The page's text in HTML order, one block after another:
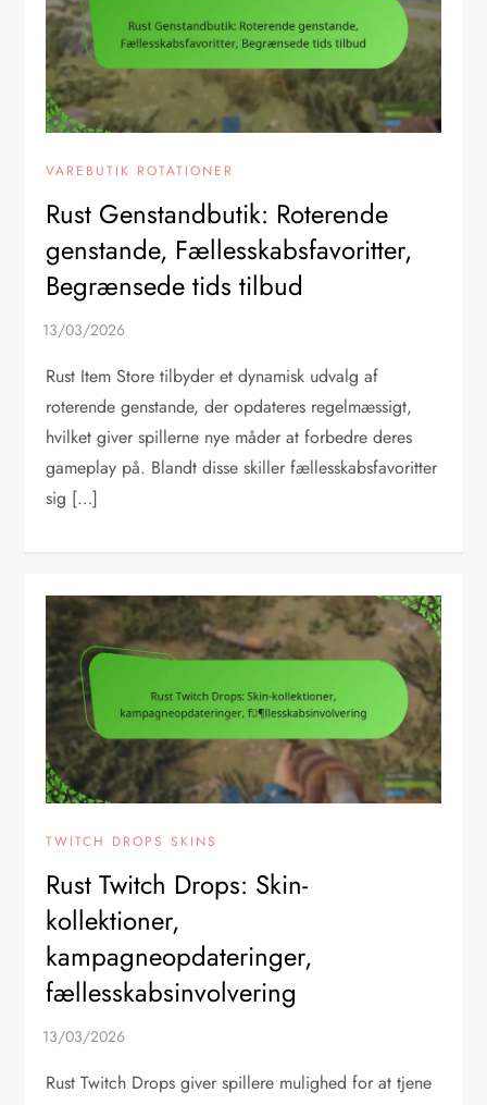
VAREBUTIK ROTATIONER
Rust Genstandbutik: Roterende
genstande, Fællesskabsfavoritter,
Begrænsede tids tilbud
Rust Item Store tilbyder et dynamisk udvalg af
roterende genstande, der opdateres regelmæssigt,
hvilket giver spillerne nye måder at forbedre deres
gameplay på. Blandt disse skiller fællesskabsfavoritter
sig […]
TWITCH DROPS SKINS
Rust Twitch Drops: Skin-
kollektioner,
kampagneopdateringer,
fællesskabsinvolvering
Rust Twitch Drops giver spillere mulighed for at tjene